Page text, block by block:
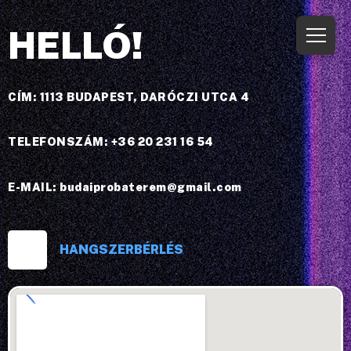
HELLÓ!
CÍM: 1113 BUDAPEST, DARÓCZI UTCA 4
TELEFONSZÁM: +36 20 231 16 54
E-MAIL: budaiprobaterem@gmail.com
HANGSZERBÉRLÉS